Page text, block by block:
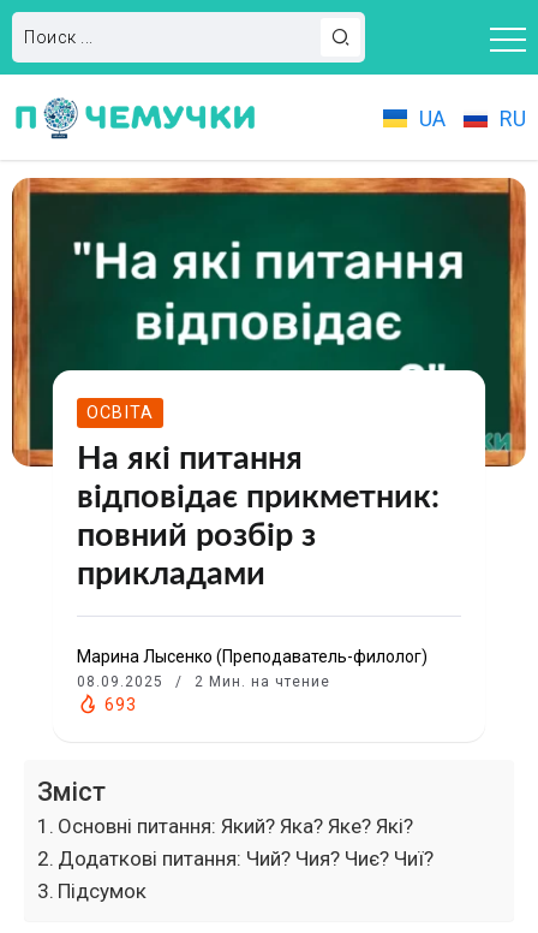
UA RU
ОСВІТА
На які питання
відповідає прикметник:
повний розбір з
прикладами
Марина Лысенко (Преподаватель-филолог)
08.09.2025 2 Мин. на чтение
693
Зміст
Основні питання: Який? Яка? Яке? Які?
Додаткові питання: Чий? Чия? Чиє? Чиї?
Підсумок